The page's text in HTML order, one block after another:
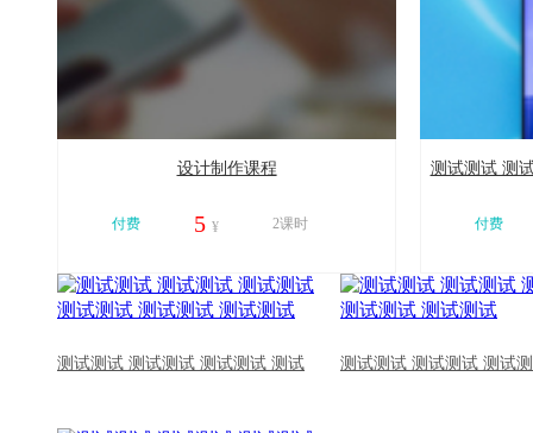
设计制作课程
付费 5 ¥
2课时
测试测试 测
付费
测试测试 测试测试 测试测试 测试 测试测试 测试测试 测试